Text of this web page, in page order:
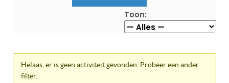
Toon:
Helaas, er is geen activiteit gevonden. Probeer een ander
filter.